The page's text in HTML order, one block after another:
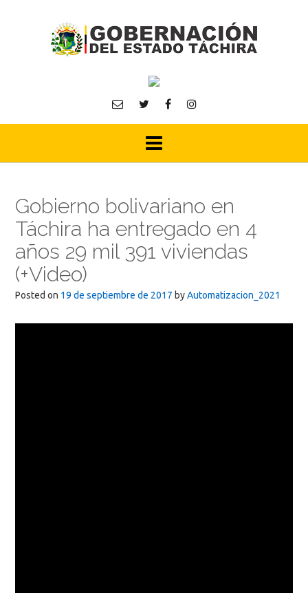
Gobierno bolivariano en
Táchira ha entregado en 4
años 29 mil 391 viviendas
(+Video)
Posted on 19 de septiembre de 2017 byAutomatizacion_2021